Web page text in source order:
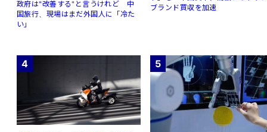
政府は"改善する"と言うけれど 中
国旅行、現場はまだ外国人に「冷た
い」
ブランド買収を加速
4 5